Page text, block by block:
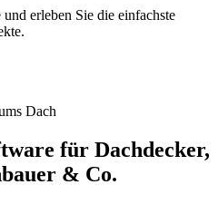
erleben Sie die einfachste
Dach
für Dachdecker,
& Co.